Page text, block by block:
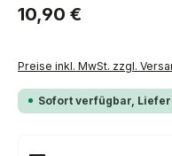
Regulärer Preis:
10,90 €
Preise inkl. MwSt. zzgl.
Sofort verfügbar,
Produkt Anzahl: